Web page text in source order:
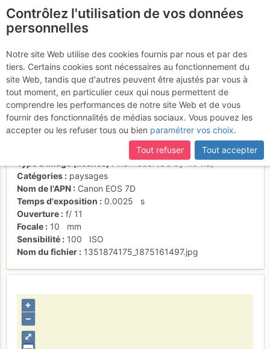
Retour par les
Cosmiques
Activités
Date/heure
individuel (CC by-nc-nd)
Catégories
paysages
Nom de l'APN
Canon EOS 7D
Temps d'exposition
0.0025
s
Ouverture
f/ 11
Focale
10
mm
Sensibilité
100
ISO
Nom du fichier
1351874175_1875161497.jpg
⤢
+
–
Contrôlez l'utilisation de vos données
personnelles
Notre site Web utilise des cookies fournis par nous et par des
tiers. Certains cookies sont nécessaires au fonctionnement du
site Web, tandis que d'autres peuvent être ajustés par vous à
tout moment, en particulier ceux qui nous permettent de
comprendre les performances de notre site Web et de vous
fournir des fonctionnalités de médias sociaux. Vous pouvez les
accepter ou les refuser tous ou bien paramétrer vos choix.
Tout refuser
Tout accepter